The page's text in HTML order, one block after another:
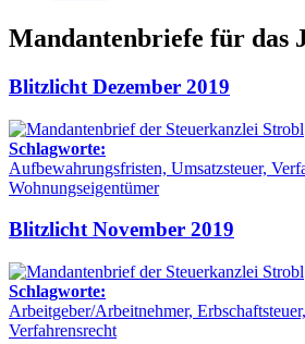
Mandantenbriefe für das
Blitzlicht Dezember 2019
Schlagworte:
Aufbewahrungsfristen, Umsatzsteuer,
Wohnungseigentümer
Blitzlicht November 2019
Schlagworte:
Arbeitgeber/Arbeitnehmer,
Verfahrensrecht